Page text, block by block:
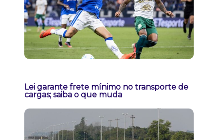
Lei garante frete mínimo no transporte de
cargas; saiba o que muda